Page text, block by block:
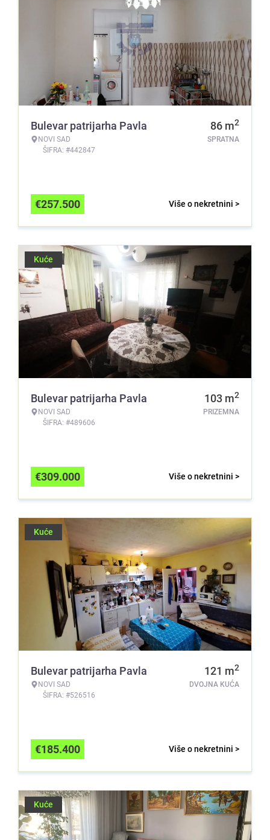
Bulevar patrijarha Pavla
NOVI SAD
ŠIFRA: #442847
86 m2
SPRATNA
Više o nekretnini >
€257.500
Kuće
Bulevar patrijarha Pavla
NOVI SAD
ŠIFRA: #489606
103 m2
PRIZEMNA
Više o nekretnini >
€309.000
Kuće
Bulevar patrijarha Pavla
NOVI SAD
ŠIFRA: #526516
121 m2
DVOJNA KUĆA
Više o nekretnini >
€185.400
Kuće